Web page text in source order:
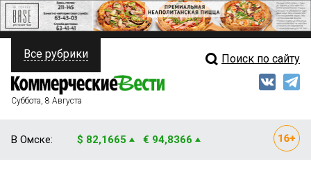
ПОЛИТИКА
ФИНАНСЫ
Свежий выпуск
Все рубрики Поиск по сайту
Суббота, 8 Августа
В Омске: $ 82,1665 € 94,8366